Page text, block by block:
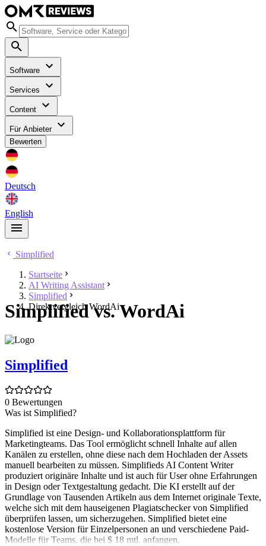
Software
Services
Content
Für Anbieter
Bewerten
Deutsch
English
Simplified
Startseite
AI Writing Assistant
Simplified
Direktvergleich WordAi
Simplified vs. WordAi
Simplified
0 Bewertungen
Was ist Simplified?
Simplified ist eine Design- und Kollaborationsplattform für
Marketingteams. Das Tool ermöglicht schnell Inhalte auf allen
Kanälen zu erstellen, ohne diese nach dem Hochladen der Assets
manuell bearbeiten zu müssen. Simplifieds AI Content Writer
produziert originäre Inhalte und ist auch für User ohne Erfahrungen
in Design oder Textgestaltung gedacht. Die KI erstellt auf der
Grundlage von Tausenden Artikeln aus dem Internet originale Texte,
welche sich mit dem hauseigenen Plagiatschecker von Simplified
überprüfen lassen, um sicherzugehen. Simplified bietet eine
kostenlose Version für Einzelpersonen an und verschiedene Paid-
Modelle für Teams, die bei $ 18 mtl. anfangen.